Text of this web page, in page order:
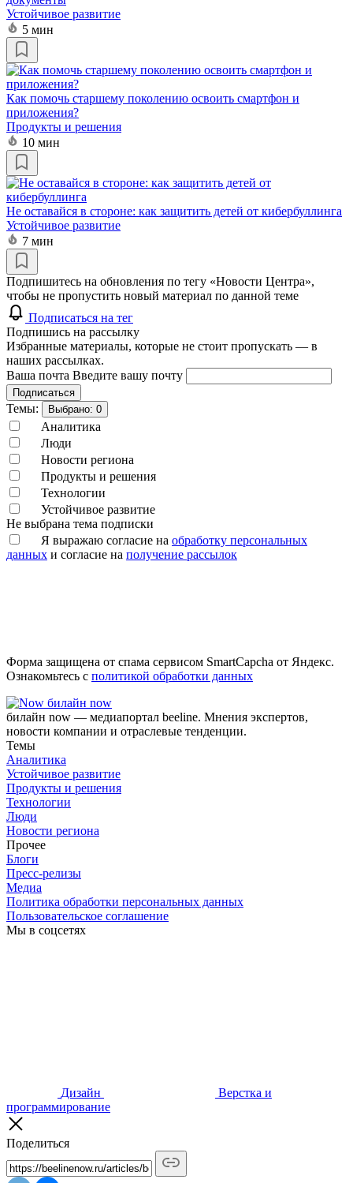
Устойчивое развитие
5 мин
Как помочь старшему поколению освоить смартфон и
приложения?
Продукты и решения
10 мин
Не оставайся в стороне: как защитить детей от кибербуллинга
Устойчивое развитие
7 мин
Подпишитесь на обновления по тегу «Новости Центра»,
чтобы не пропустить новый материал по данной теме
Подписаться на тег
Подпишись на рассылку
Избранные материалы, которые не стоит пропускать — в
наших рассылках.
Ваша почта Введите вашу почту
Подписаться
Темы: Выбрано: 0
Аналитика
Люди
Новости региона
Продукты и решения
Технологии
Устойчивое развитие
Не выбрана тема подписки
Я выражаю согласие на обработку персональных
данных и согласие на получение рассылок
Форма защищена от спама сервисом SmartCapcha от Яндекс.
Ознакомьтесь с политикой обработки данных
билайн now
билайн now — медиапортал beeline. Мнения экспертов,
новости компании и отраслевые тенденции.
Темы
Аналитика
Устойчивое развитие
Продукты и решения
Технологии
Люди
Новости региона
Прочее
Блоги
Пресс-релизы
Медиа
Политика обработки персональных данных
Пользовательское соглашение
Мы в соцсетях
Дизайн
Верстка и
программирование
Поделиться